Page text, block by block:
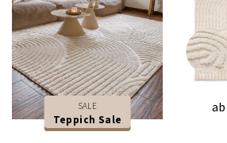
SALE
Teppich Sale
ab